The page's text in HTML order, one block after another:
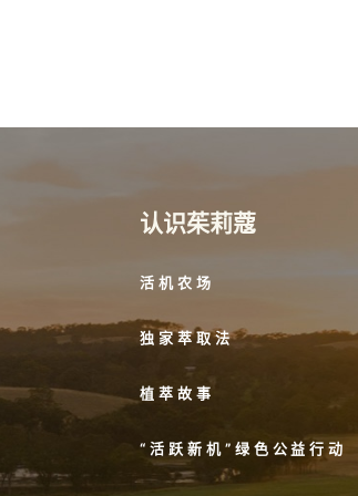
认识茱莉蔻
活机农场
独家萃取法
植萃故事
“活跃新机”绿色公益行动